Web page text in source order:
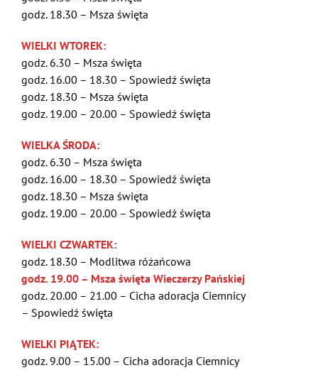
godz. 18.30 – Msza święta
WIELKI WTOREK:
godz. 6.30 – Msza święta
godz. 16.00 – 18.30 – Spowiedź święta
godz. 18.30 – Msza święta
godz. 19.00 – 20.00 – Spowiedź święta
WIELKA ŚRODA:
godz. 6.30 – Msza święta
godz. 16.00 – 18.30 – Spowiedź święta
godz. 18.30 – Msza święta
godz. 19.00 – 20.00 – Spowiedź święta
WIELKI CZWARTEK:
godz. 18.30 – Modlitwa różańcowa
godz. 19.00 – Msza święta Wieczerzy Pańskiej
godz. 20.00 – 21.00 – Cicha adoracja Ciemnicy
– Spowiedź święta
WIELKI PIĄTEK:
godz. 9.00 – 15.00 – Cicha adoracja Ciemnicy